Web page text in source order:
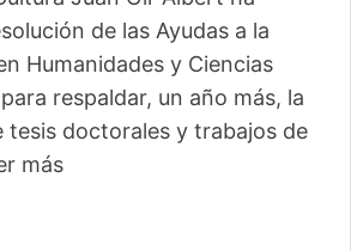
de las Ayudas a la
Humanidades y Ciencias
respaldar, un año más, la
tesis doctorales y trabajos de
más